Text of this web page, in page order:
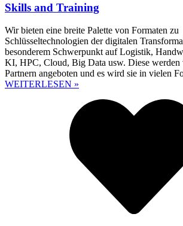
Skills and Training
Wir bieten eine breite Palette von Formaten zu
Schlüsseltechnologien der digitalen
besonderem Schwerpunkt auf Logistik,
KI, HPC, Cloud, Big Data usw. Diese werden
Partnern angeboten und es wird sie in vielen
WEITERLESEN »